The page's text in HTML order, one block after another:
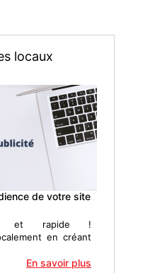
locaux
de votre site
et rapide !
en créant
En savoir plus